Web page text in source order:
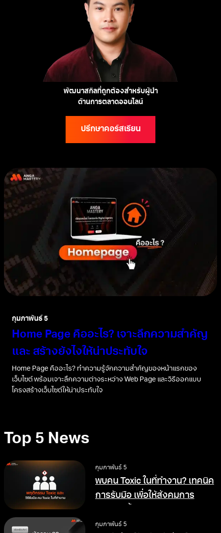
พัฒนาสกิลที่ถูกต้องสำหรับผู้นำ
ด้านการตลาดออนไลน์
ปรึกษาคอร์สเรียน
กุมภาพันธ์ 5
Home Page คืออะไร? เจาะลึกความสำคัญ
และ สร้างยังไงให้น่าประทับใจ
Home Page คืออะไร? ทำความรู้จักความสำคัญของหน้าแรกของ
เว็บไซต์ พร้อมเจาะลึกความต่างระหว่าง Web Page และวิธีออกแบบ
โครงสร้างเว็บไซต์ให้น่าประทับใจ
Top 5 News
กุมภาพันธ์ 5
พบคน Toxic ในที่ทำงาน? เทคนิค
การรับมือ เพื่อให้สังคมการ
กุมภาพันธ์ 5